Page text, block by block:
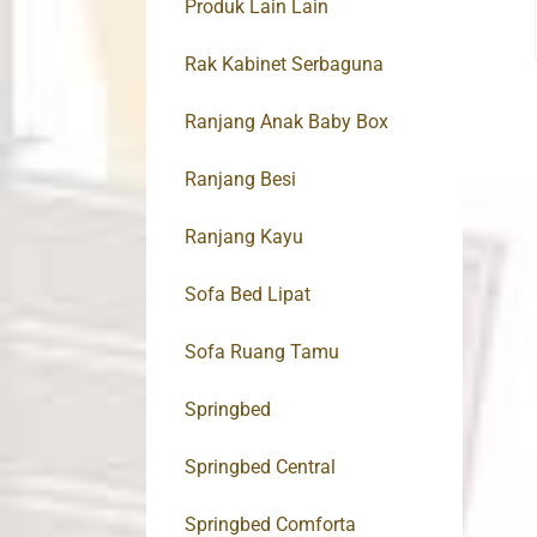
Produk Lain Lain
Rak Kabinet Serbaguna
Ranjang Anak Baby Box
Ranjang Besi
Ranjang Kayu
Sofa Bed Lipat
Sofa Ruang Tamu
Springbed
Springbed Central
Springbed Comforta